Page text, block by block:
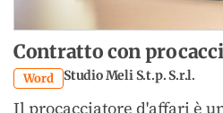
Contratto con
Word Studio Meli S.t.p. S.r.l.
Il procacciatore d'affari è